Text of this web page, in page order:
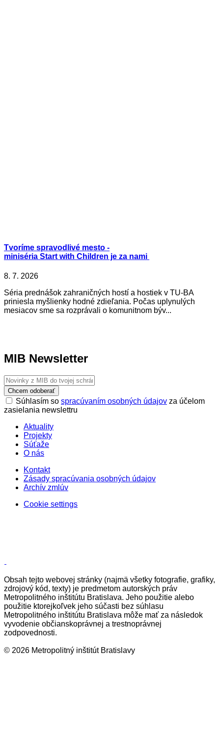
Tvoríme spravodlivé mesto -
miniséria Start with Children je za nami
8. 7. 2026
Séria prednášok zahraničných hostí a hostiek v TU-BA
priniesla myšlienky hodné zdieľania. Počas uplynulých
mesiacov sme sa rozprávali o komunitnom býv...
MIB Newsletter
Chcem odoberať
Súhlasím so spracúvaním osobných údajov za účelom
zasielania newslettru
Aktuality
Projekty
Súťaže
O nás
Kontakt
Zásady spracúvania osobných údajov
Archív zmlúv
Cookie settings
Obsah tejto webovej stránky (najmä všetky fotografie, grafiky,
zdrojový kód, texty) je predmetom autorských práv
Metropolitného inštitútu Bratislava. Jeho použitie alebo
použitie ktorejkoľvek jeho súčasti bez súhlasu
Metropolitného inštitútu Bratislava môže mať za následok
vyvodenie občianskoprávnej a trestnoprávnej
zodpovednosti.
© 2026 Metropolitný inštitút Bratislavy